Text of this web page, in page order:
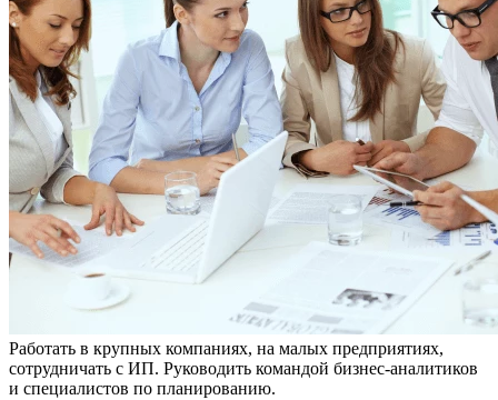
Работать в крупных компаниях, на малых предприятиях,
сотрудничать с ИП. Руководить командой бизнес-аналитиков
и специалистов по планированию.